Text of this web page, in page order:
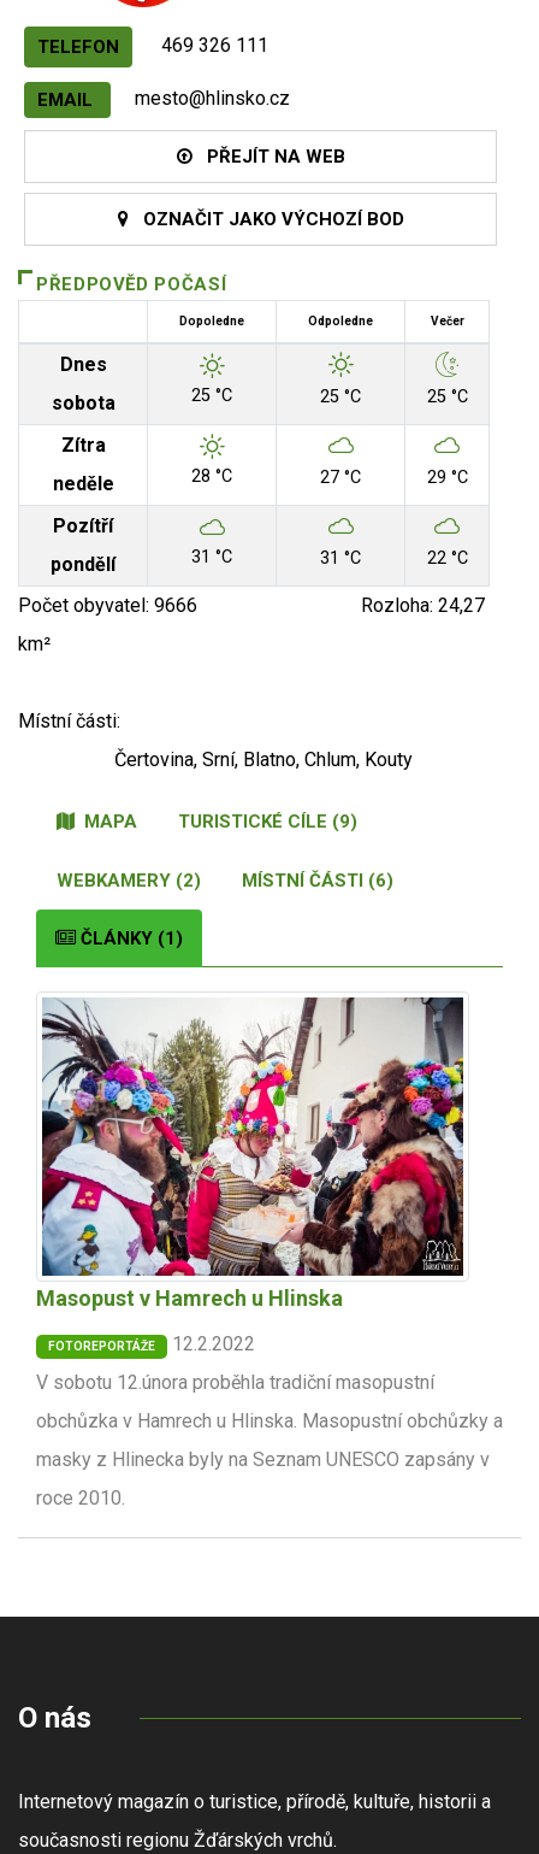
TELEFON 469 326 111
EMAIL mesto@hlinsko.cz
PŘEJÍT NA WEB
OZNAČIT JAKO VÝCHOZÍ BOD
PŘEDPOVĚD POČASÍ
Dopoledne Odpoledne Večer
Dnes
sobota
25 °C 25 °C 25 °C
Zítra
neděle
28 °C 27 °C 29 °C
Pozítří
pondělí
31 °C 31 °C 22 °C
Počet obyvatel: 9666 Rozloha: 24,27
km²
Místní části:
Čertovina, Srní, Blatno, Chlum, Kouty
MAPA TURISTICKÉ CÍLE (9)
WEBKAMERY (2) MÍSTNÍ ČÁSTI (6)
ČLÁNKY (1)
Masopust v Hamrech u Hlinska
FOTOREPORTÁŽE
12.2.2022
V sobotu 12.února proběhla tradiční masopustní
obchůzka v Hamrech u Hlinska. Masopustní obchůzky a
masky z Hlinecka byly na Seznam UNESCO zapsány v
roce 2010.
O nás
Internetový magazín o turistice, přírodě, kultuře, historii a
současnosti regionu Žďárských vrchů.